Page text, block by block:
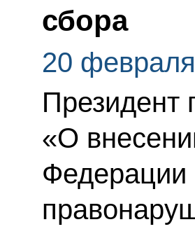
сбора
20
Президент
«О
Федерации